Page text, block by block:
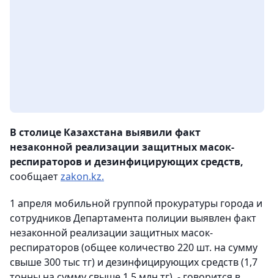
В столице Казахстана выявили факт
незаконной реализации защитных масок-
респираторов и дезинфицирующих средств,
сообщаетzakon.kz.
1 апреля мобильной группой прокуратуры города и
сотрудников Департамента полиции выявлен факт
незаконной реализации защитных масок-
респираторов (общее количество 220 шт. на сумму
свыше 300 тыс тг) и дезинфицирующих средств (1,7